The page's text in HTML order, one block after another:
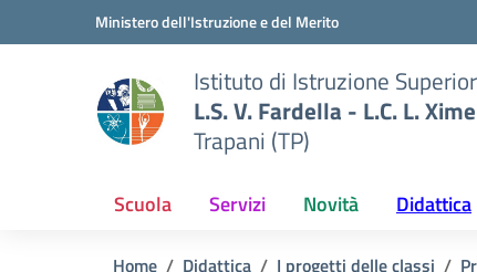
Vai ai contenuti
Vai al menu di navigazioneMinistero dell'Istruzione e del Merito
Istituto di Istruzione
L.S. V. Fardella - L.C. L.
Trapani (TP)
Scuola Servizi Novità Didattica
Home Didattica I progetti delle classi